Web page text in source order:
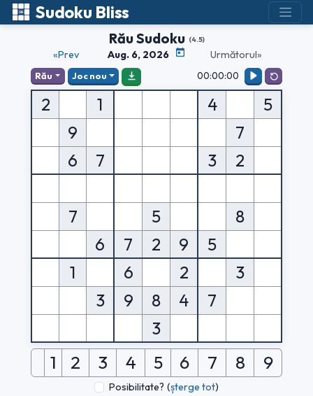
Sudoku Bliss
Rău Sudoku (4.5)
«Prev Aug. 6, 2026 Următorul»
Rău Joc nou 00:00:00
2 1 4
5
9
7
6
7 3 2
7 5
8
6
7 2 9
5
1
6 2
3
3
9 8 4
7
3
1 2 3 4 5 6 7 8 9
Posibilitate? (șterge tot)